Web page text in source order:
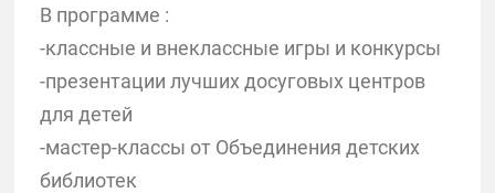
В программе :
-классные и внеклассные игры и конкурсы
-презентации лучших досуговых центров
для детей
-мастер-классы от Объединения детских
библиотек